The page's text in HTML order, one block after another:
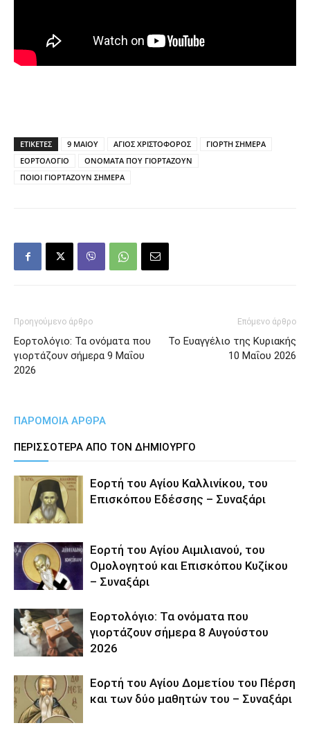
ΕΤΙΚΕΤΕΣ 9 ΜΑΙΟΥ ΑΓΙΟΣ ΧΡΙΣΤΟΦΟΡΟΣ
ΓΙΟΡΤΗ ΣΗΜΕΡΑ
ΕΟΡΤΟΛΟΓΙΟ
ΟΝΟΜΑΤΑ ΠΟΥ ΓΙΟΡΤΑΖΟΥΝ
ΠΟΙΟΙ ΓΙΟΡΤΑΖΟΥΝ ΣΗΜΕΡΑ
Προηγούμενο άρθρο
Εορτολόγιο: Τα ονόματα που
γιορτάζουν σήμερα 9 Μαΐου
2026
Επόμενο άρθρο
Το Ευαγγέλιο της Κυριακής
10 Μαΐου 2026
ΠΑΡΟΜΟΙΑ ΑΡΘΡΑ
ΠΕΡΙΣΣΟΤΕΡΑ ΑΠΟ ΤΟΝ ΔΗΜΙΟΥΡΓΟ
Εορτή του Αγίου Καλλινίκου, του
Επισκόπου Εδέσσης – Συναξάρι
Εορτή του Αγίου Αιμιλιανού, του
Ομολογητού και Επισκόπου Κυζίκου
– Συναξάρι
Εορτολόγιο: Τα ονόματα που
γιορτάζουν σήμερα 8 Αυγούστου
2026
Εορτή του Αγίου Δομετίου του Πέρση
και των δύο μαθητών του – Συναξάρι